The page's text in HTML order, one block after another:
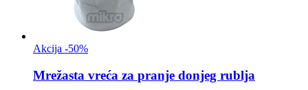
Akcija -50%
Mrežasta vreća za pranje donjeg rublja